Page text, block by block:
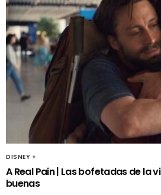
DISNEY +
A Real Pain | Las bofetadas de la
buenas